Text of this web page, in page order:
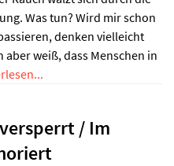
Was tun? Wird mir schon
denken vielleicht
weiß, dass Menschen in
/ Im